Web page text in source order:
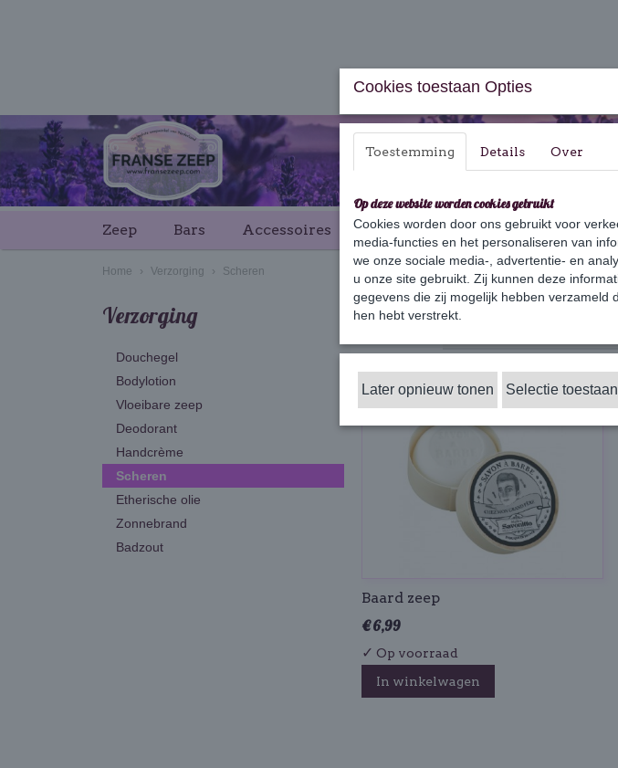
Zeep Bars Accessoires Cadeaus & Geschenksets
Home › Verzorging › Scheren
Verzorging
Douchegel
Bodylotion
Vloeibare zeep
Deodorant
Handcrème
Scheren
Etherische olie
Zonnebrand
Badzout
Baard zeep
€ 6,99
✓ Op voorraad
In winkelwagen
Cookies toestaan Opties
Toestemming Details Over
Op deze website worden cookies gebruikt
Cookies worden door ons gebruikt voor
media-functies en het personaliseren van
we onze sociale media-, advertentie- en
u onze site gebruikt. Zij kunnen deze
gegevens die zij mogelijk hebben verzameld
hen hebt verstrekt.
Later opnieuw tonen Selectie toestaan